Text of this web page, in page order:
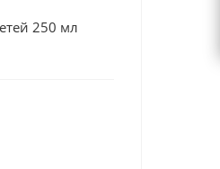
250 мл